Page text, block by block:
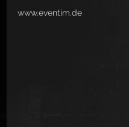
www.eventim.de